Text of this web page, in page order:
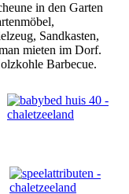
in den Garten
Sandkasten,
mieten im Dorf.
Barbecue.